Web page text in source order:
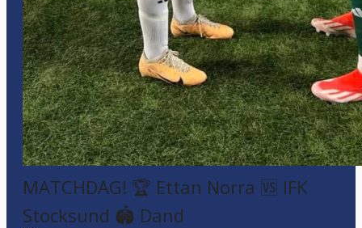
MATCHDAG! 🏆 Ettan Norra 🆚 IFK
Stocksund 🏟️ Dand